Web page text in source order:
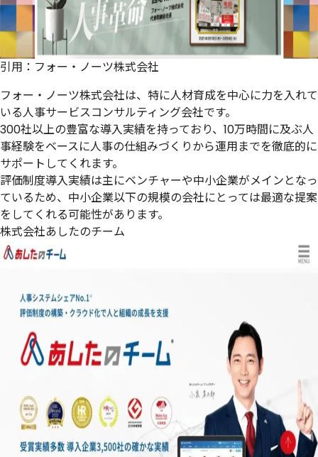
引用： フォー・ノーツ株式会社
フォー・ノーツ株式会社は、特に人材育成を中心に力を入れて
いる人事サービスコンサルティング会社です。
300社以上の豊富な導入実績を持っており、10万時間に及ぶ人
事経験をベースに人事の仕組みづくりから運用までを徹底的に
サポートしてくれます。
評価制度導入実績は主にベンチャーや中小企業がメインとなっ
ているため、中小企業以下の規模の会社にとっては最適な提案
をしてくれる可能性があります。
株式会社あしたのチーム